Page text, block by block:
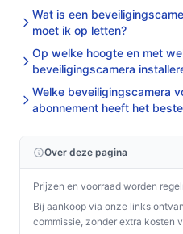
detectie van personen/
hebt. Belangrijkste check:
(2,4/5 GHz) op de
Bekijk varianten en actuele
Wat is een
moet ik op letten?
Op welke hoogte en met
beveiligingscamera
Welke beveiligingscamera
abonnement heeft het
Over deze pagina
Prijzen en voorraad worden
Bij aankoop via onze links
commissie, zonder extra kosten